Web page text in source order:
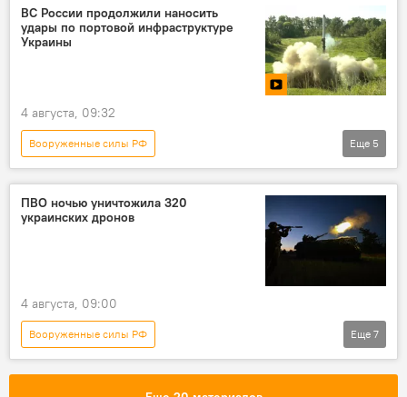
СВО
Минобороны России
Украина
Новости
ВС России продолжили наносить
удары по портовой инфраструктуре
Украины
4 августа, 09:32
Вооруженные силы РФ
Спецоперация России по защите Донбасса
СВО
Минобороны России
Россия
Украина
Еще 5
ПВО ночью уничтожила 320
украинских дронов
4 августа, 09:00
Вооруженные силы РФ
Спецоперация России по защите Донбасса
Еще 7